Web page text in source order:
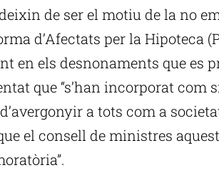
de ser el motiu de la no
d’Afectats per la Hipoteca
en els desnonaments que es
que “s’han incorporat com
a tots com a
el consell de ministres